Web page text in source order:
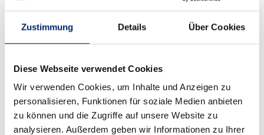
Zustimmung Details Über Cookies
Diese Webseite verwendet Cookies
Wir verwenden Cookies, um Inhalte und Anzeigen zu
personalisieren, Funktionen für soziale Medien anbieten
zu können und die Zugriffe auf unsere Website zu
analysieren. Außerdem geben wir Informationen zu Ihrer
die Tabletten einem Getränk vorziehen.
Nutritional Information